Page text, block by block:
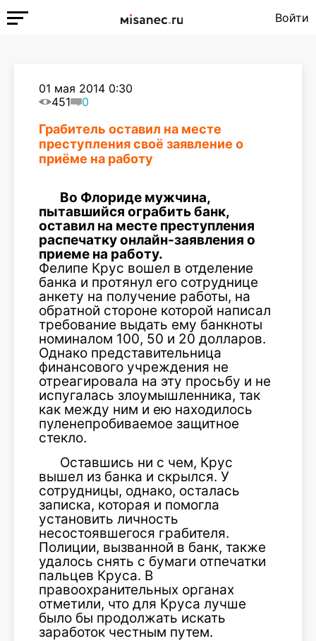
Войти
01 мая 2014 0:30
451
0
Грабитель оставил на месте
преступления своё заявление о
приёме на работу
Во Флориде мужчина,
пытавшийся ограбить банк,
оставил на месте преступления
распечатку онлайн-заявления о
приеме на работу.
Фелипе Крус вошел в отделение
банка и протянул его сотруднице
анкету на получение работы, на
обратной стороне которой написал
требование выдать ему банкноты
номиналом 100, 50 и 20 долларов.
Однако представительница
финансового учреждения не
отреагировала на эту просьбу и не
испугалась злоумышленника, так
как между ним и ею находилось
пуленепробиваемое защитное
стекло.
Оставшись ни с чем, Крус
вышел из банка и скрылся. У
сотрудницы, однако, осталась
записка, которая и помогла
установить личность
несостоявшегося грабителя.
Полиции, вызванной в банк, также
удалось снять с бумаги отпечатки
пальцев Круса. В
правоохранительных органах
отметили, что для Круса лучше
было бы продолжать искать
заработок честным путем.